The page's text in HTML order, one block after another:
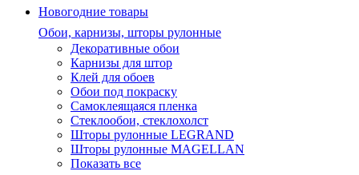
Новогодние товары
Обои, карнизы, шторы рулонные
Декоративные обои
Карнизы для штор
Клей для обоев
Обои под покраску
Самоклеящаяся пленка
Стеклообои, стеклохолст
Шторы рулонные LEGRAND
Шторы рулонные MAGELLAN
Показать все